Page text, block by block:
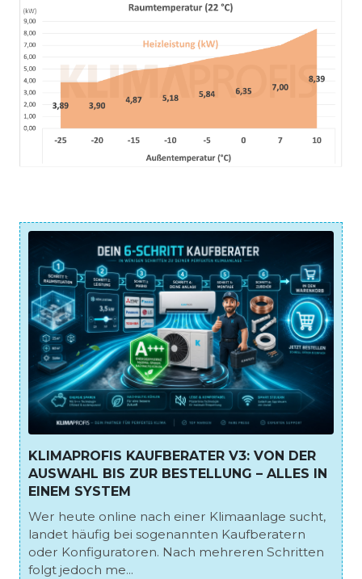
KLIMAPROFIS KAUFBERATER V3: VON DER
AUSWAHL BIS ZUR BESTELLUNG – ALLES IN
EINEM SYSTEM
Wer heute online nach einer Klimaanlage sucht,
landet häufig bei sogenannten Kaufberatern
oder Konfiguratoren. Nach mehreren Schritten
folgt jedoch me...